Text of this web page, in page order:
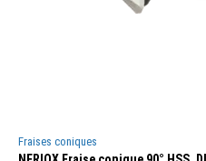
Fraises coniques